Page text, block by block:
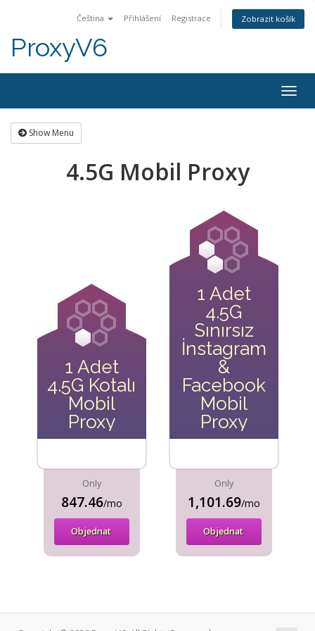
Čeština Přihlášení Registrace Zobrazit košík
ProxyV6
Show Menu
4.5G Mobil Proxy
1 Adet
4.5G Kotalı
Mobil
Proxy
Only
847.46/mo
Objednat
1 Adet
4.5G
Sınırsız
İnstagram
&
Facebook
Mobil
Proxy
Only
1,101.69/mo
Objednat